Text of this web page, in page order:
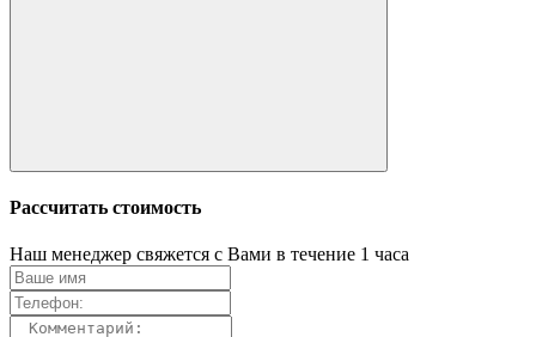
Рассчитать стоимость
Наш менеджер свяжется с Вами в течение 1 часа